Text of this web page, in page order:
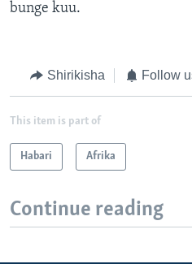
bunge kuu.
Shirikisha Follow
This item is part of
Habari Afrika
Continue reading